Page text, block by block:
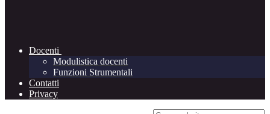
Docenti
Modulistica docenti
Funzioni Strumentali
Contatti
Privacy